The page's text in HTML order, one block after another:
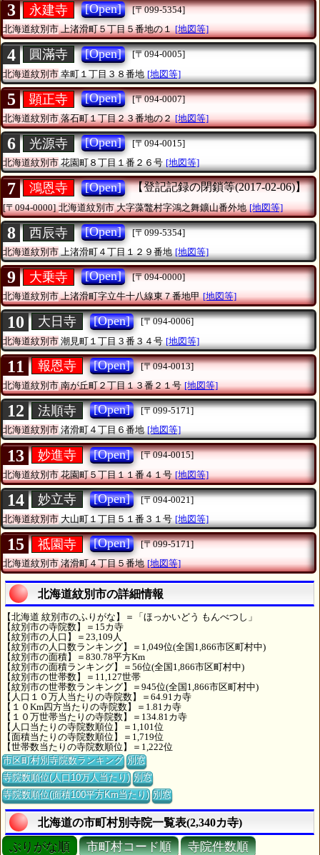
3 永建寺 [Open]
[〒099-5354]
北海道紋別市上渚滑町５丁目５番地の１ [地図等]
4 圓滿寺 [Open]
[〒094-0005]
北海道紋別市 幸町１丁目３８番地 [地図等]
5 顕正寺 [Open]
[〒094-0007]
北海道紋別市落石町１丁目２３番地の２ [地図等]
6 光源寺 [Open]
[〒094-0015]
北海道紋別市花園町８丁目１番２６号 [地図等]
7 鴻恩寺 [Open] 【登記記録の閉鎖等(2017-02-06)】
[〒094-0000] 北海道紋別市大字藻鼈村字鴻之舞鑛山番外地 [地図等]
8 西辰寺 [Open]
[〒099-5354]
北海道紋別市上渚滑町４丁目１２９番地 [地図等]
9 大乗寺 [Open]
[〒094-0000]
北海道紋別市上渚滑町字立牛十八線東７番地甲 [地図等]
10 大日寺 [Open]
[〒094-0006]
北海道紋別市 潮見町１丁目３番３４号 [地図等]
11 報恩寺 [Open]
[〒094-0013]
北海道紋別市南が丘町２丁目１３番２１号 [地図等]
12 法順寺 [Open]
[〒099-5171]
北海道紋別市渚滑町４丁目６番地 [地図等]
13 妙進寺 [Open]
[〒094-0015]
北海道紋別市花園町５丁目１１番４１号 [地図等]
14 妙立寺 [Open]
[〒094-0021]
北海道紋別市 大山町１丁目５１番３１号 [地図等]
15 祗園寺 [Open]
[〒099-5171]
北海道紋別市渚滑町４丁目５番地 [地図等]
北海道紋別市の詳細情報
【北海道 紋別市のふりがな】＝「ほっかいどう もんべつし」
【紋別市の寺院数】＝15カ寺
【紋別市の人口】＝23,109人
【紋別市の人口数ランキング】＝1,049位(全国1,866市区町村中)
【紋別市の面積】＝830.78平方Km
【紋別市の面積ランキング】＝56位(全国1,866市区町村中)
【紋別市の世帯数】＝11,127世帯
【紋別市の世帯数ランキング】＝945位(全国1,866市区町村中)
【人口１０万人当たりの寺院数】＝64.91カ寺
【１０Km四方当たりの寺院数】＝1.81カ寺
【１０万世帯当たりの寺院数】＝134.81カ寺
【人口当たりの寺院数順位】＝1,101位
【面積当たりの寺院数順位】＝1,719位
【世帯数当たりの寺院数順位】＝1,222位
市区町村別寺院数ランキング 別窓
寺院数順位(人口10万人当たり) 別窓
寺院数順位(面積100平方Km当たり) 別窓
北海道の市町村別寺院一覧表(2,340カ寺)
ぶりがな順 市町村コード順 寺院件数順